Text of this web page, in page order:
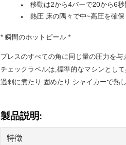
移動は2から4バーで20から6
熱圧 床の隅々で中~高圧を確保
* 瞬間のホットピール *
プレスのすべての角に同じ量の圧力を与
チェックラベルは,標準的なマシンとし
過剰に煮たり 固めたり シャイカーで熱
製品説明:
特徴